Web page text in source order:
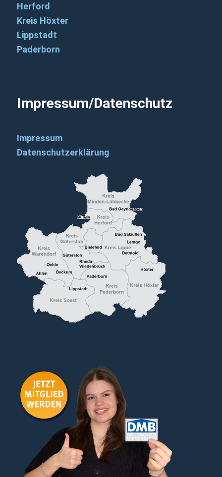
Herford
Kreis Höxter
Lippstadt
Paderborn
Impressum/Datenschutz
Impressum
Datenschutzerklärung